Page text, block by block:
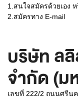
1.สนใจสมัครด้วยเอง
2.สมัครทาง E-mail
บริษัท ล
จำกัด (ม
เลขที่ 222/2 ถนนศรีน